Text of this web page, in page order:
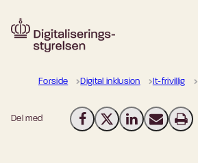
Gå til forsiden
Forside Digital inklusion It-frivillig
Del med Del på Facebook
Del på X (Twitter)
Del på LinkedIn
Send email
Print